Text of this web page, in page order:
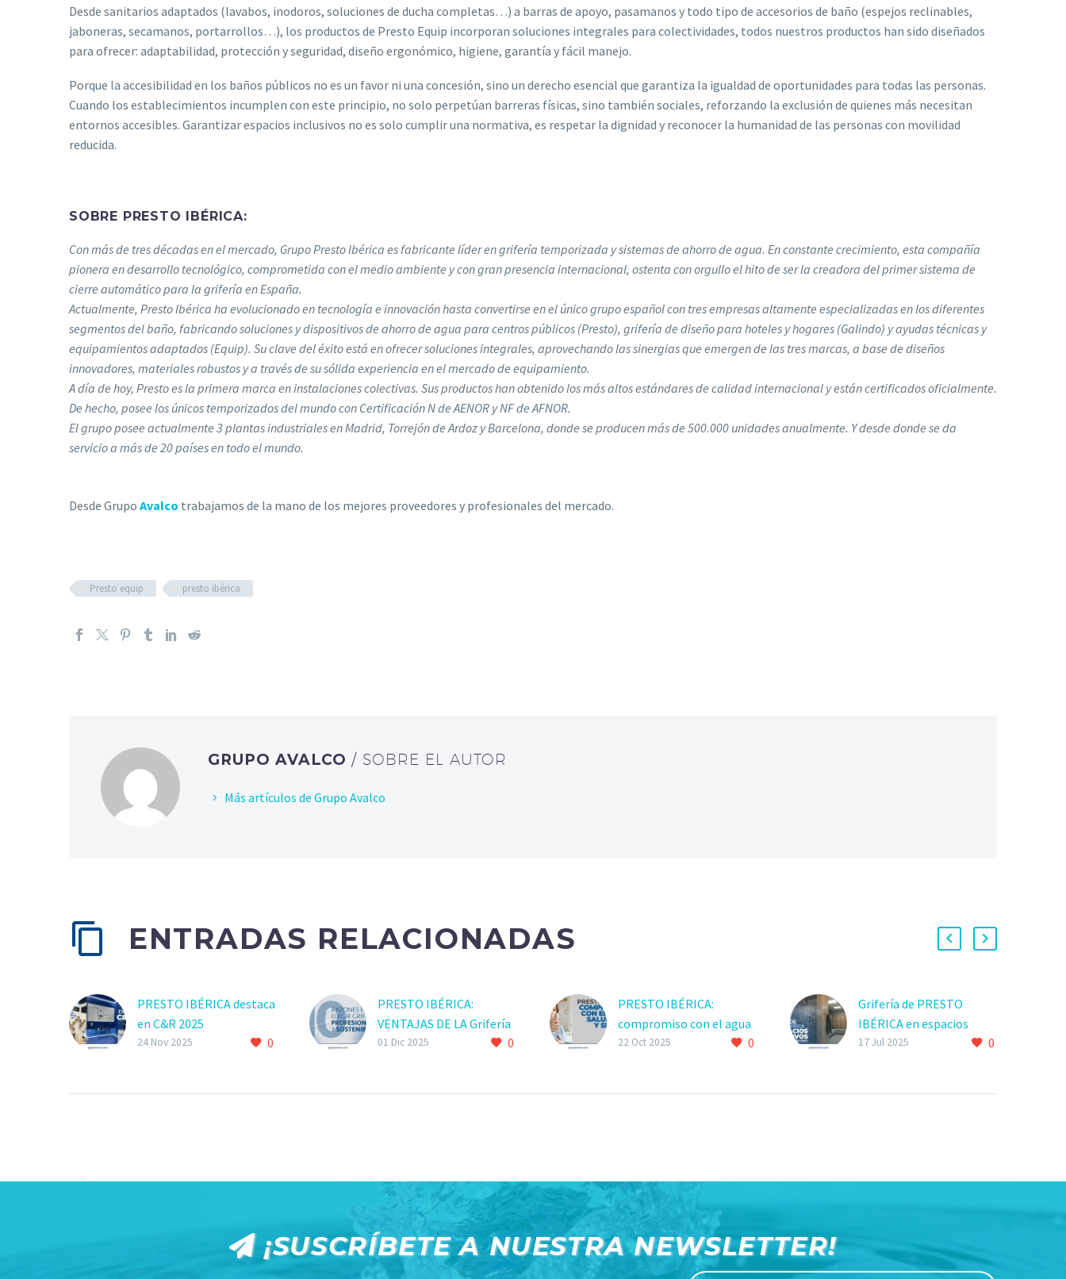
Desde sanitarios adaptados (lavabos, inodoros, soluciones de ducha completas…) a barras de apoyo, pasamanos y todo tipo de accesorios de baño (espejos reclinables,
jaboneras, secamanos, portarrollos…), los productos de Presto Equip incorporan soluciones integrales para colectividades, todos nuestros productos han sido diseñados
para ofrecer: adaptabilidad, protección y seguridad, diseño ergonómico, higiene, garantía y fácil manejo.
Porque la accesibilidad en los baños públicos no es un favor ni una concesión, sino un derecho esencial que garantiza la igualdad de oportunidades para todas las personas.
Cuando los establecimientos incumplen con este principio, no solo perpetúan barreras físicas, sino también sociales, reforzando la exclusión de quienes más necesitan
entornos accesibles. Garantizar espacios inclusivos no es solo cumplir una normativa, es respetar la dignidad y reconocer la humanidad de las personas con movilidad
reducida.
SOBRE PRESTO IBÉRICA:
Con más de tres décadas en el mercado, Grupo Presto Ibérica es fabricante líder en grifería temporizada y sistemas de ahorro de agua. En constante crecimiento, esta compañía
pionera en desarrollo tecnológico, comprometida con el medio ambiente y con gran presencia internacional, ostenta con orgullo el hito de ser la creadora del primer sistema de
cierre automático para la grifería en España.
Actualmente, Presto Ibérica ha evolucionado en tecnología e innovación hasta convertirse en el único grupo español con tres empresas altamente especializadas en los diferentes
segmentos del baño, fabricando soluciones y dispositivos de ahorro de agua para centros públicos (Presto), grifería de diseño para hoteles y hogares (Galindo) y ayudas técnicas y
equipamientos adaptados (Equip). Su clave del éxito está en ofrecer soluciones integrales, aprovechando las sinergias que emergen de las tres marcas, a base de diseños
innovadores, materiales robustos y a través de su sólida experiencia en el mercado de equipamiento.
A día de hoy, Presto es la primera marca en instalaciones colectivas. Sus productos han obtenido los más altos estándares de calidad internacional y están certificados oficialmente.
De hecho, posee los únicos temporizados del mundo con Certificación N de AENOR y NF de AFNOR.
El grupo posee actualmente 3 plantas industriales en Madrid, Torrejón de Ardoz y Barcelona, donde se producen más de 500.000 unidades anualmente. Y desde donde se da
servicio a más de 20 países en todo el mundo.
Desde Grupo Avalco trabajamos de la mano de los mejores proveedores y profesionales del mercado.
Presto equip presto ibérica
GRUPO AVALCO / SOBRE EL AUTOR
Más artículos de Grupo Avalco
ENTRADAS RELACIONADAS
PRESTO IBÉRICA destaca
en C&R 2025
0
24 Nov 2025
PRESTO IBÉRICA:
VENTAJAS DE LA Grifería
profesional
0
01 Dic 2025
PRESTO IBÉRICA:
compromiso con el agua
segura
0
22 Oct 2025
Grifería de PRESTO
IBÉRICA en espacios
deportivos: eficiencia y 0
17 Jul 2025
¡SUSCRÍBETE A NUESTRA NEWSLETTER!